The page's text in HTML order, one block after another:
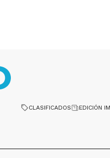
CLASIFICADOS EDICIÓN